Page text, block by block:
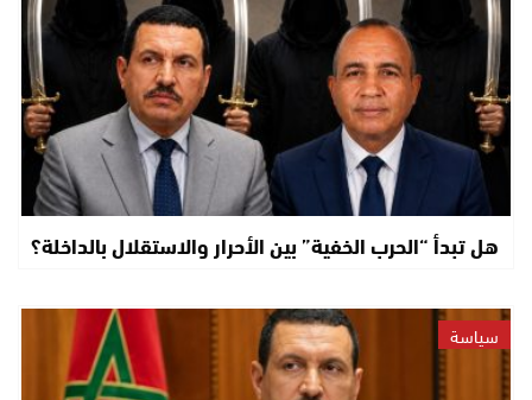
هل تبدأ “الحرب الخفية” بين الأحرار والاستقلال بالداخلة؟
سياسة